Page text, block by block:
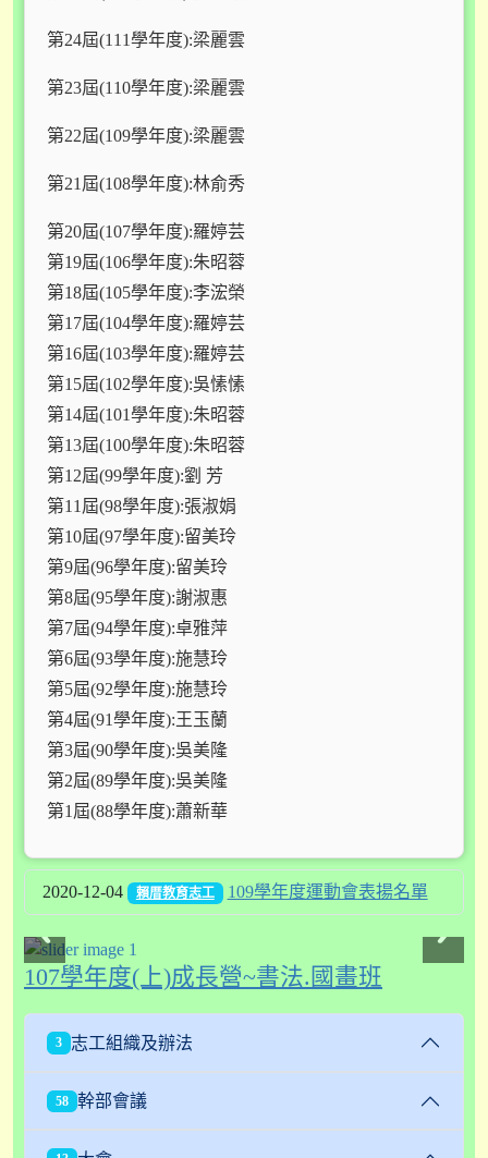
第24屆(111學年度):梁麗雲
第23屆(110學年度):梁麗雲
第22屆(109學年度):梁麗雲
第21屆(108學年度):林俞秀
第20屆(107學年度):羅婷芸
第19屆(106學年度):朱昭蓉
第18屆(105學年度):李浤榮
第17屆(104學年度):羅婷芸
第16屆(103學年度):羅婷芸
第15屆(102學年度):吳愫愫
第14屆(101學年度):朱昭蓉
第13屆(100學年度):朱昭蓉
第12屆(99學年度):劉 芳
第11屆(98學年度):張淑娟
第10屆(97學年度):留美玲
第9屆(96學年度):留美玲
第8屆(95學年度):謝淑惠
第7屆(94學年度):卓雅萍
第6屆(93學年度):施慧玲
第5屆(92學年度):施慧玲
第4屆(91學年度):王玉蘭
第3屆(90學年度):吳美隆
第2屆(89學年度):吳美隆
第1屆(88學年度):蕭新華
2020-12-04 賴厝教育志工 109學年度運動會表揚名單
107學年度(上)成長營~書法.國畫班
3 志工組織及辦法
58 幹部會議